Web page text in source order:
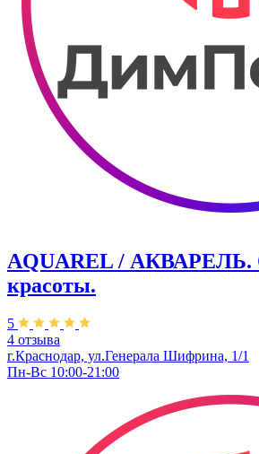
AQUAREL / АКВАРЕЛЬ.
красоты.
5
4 отзыва
г.Краснодар, ул.Генерала Шифрина, 1/1
Пн-Вс 10:00-21:00